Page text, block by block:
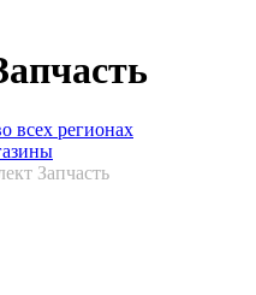
всех регионах
Запчасть